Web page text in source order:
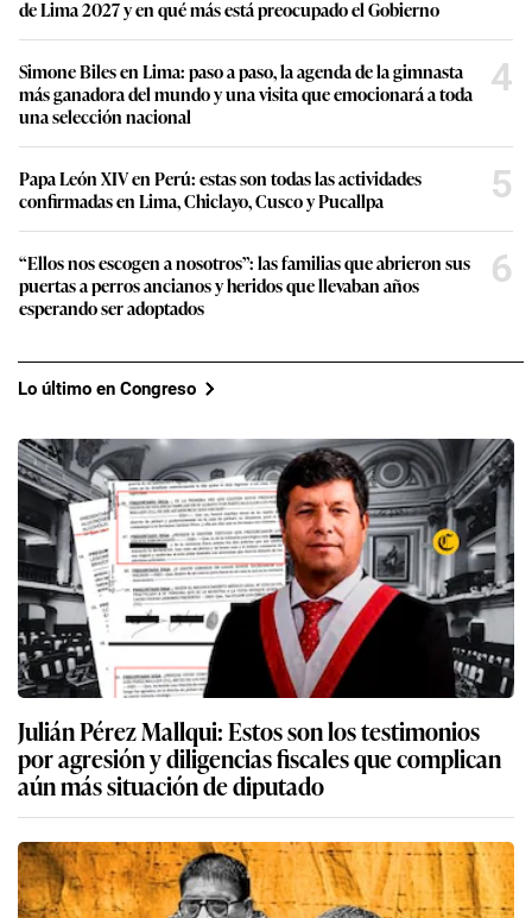
de Lima 2027 y en qué más está preocupado el Gobierno
Simone Biles en Lima: paso a paso, la agenda de la gimnasta
más ganadora del mundo y una visita que emocionará a toda
una selección nacional
4
Papa León XIV en Perú: estas son todas las actividades
confirmadas en Lima, Chiclayo, Cusco y Pucallpa
5
“Ellos nos escogen a nosotros”: las familias que abrieron sus
puertas a perros ancianos y heridos que llevaban años
esperando ser adoptados
6
Lo último en Congreso
Julián Pérez Mallqui: Estos son los testimonios
por agresión y diligencias fiscales que complican
aún más situación de diputado